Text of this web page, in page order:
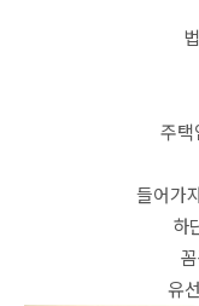
주택
들어가
하
유